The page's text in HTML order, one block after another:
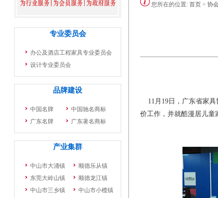
您所在的位置: 首页> 协
11月19日，广东省家具
价工作，并就酷漫居儿童